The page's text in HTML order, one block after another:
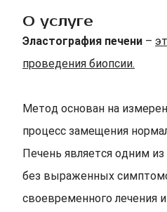
О услуге
Эластография печени –
проведения биопсии.
Метод основан на
процесс замещения
Печень является одним
без выраженных
своевременного лечения